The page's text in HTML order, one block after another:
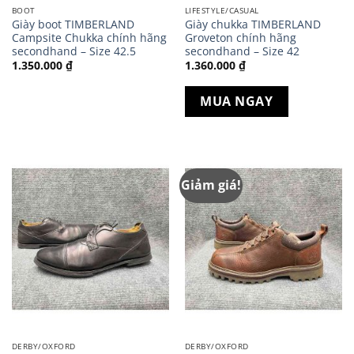
BOOT
Giày boot TIMBERLAND
Campsite Chukka chính hãng
secondhand – Size 42.5
1.350.000 ₫
LIFESTYLE/CASUAL
Giày chukka TIMBERLAND
Groveton chính hãng
secondhand – Size 42
1.360.000 ₫
MUA NGAY
DERBY/OXFORD
Giảm giá!
DERBY/OXFORD